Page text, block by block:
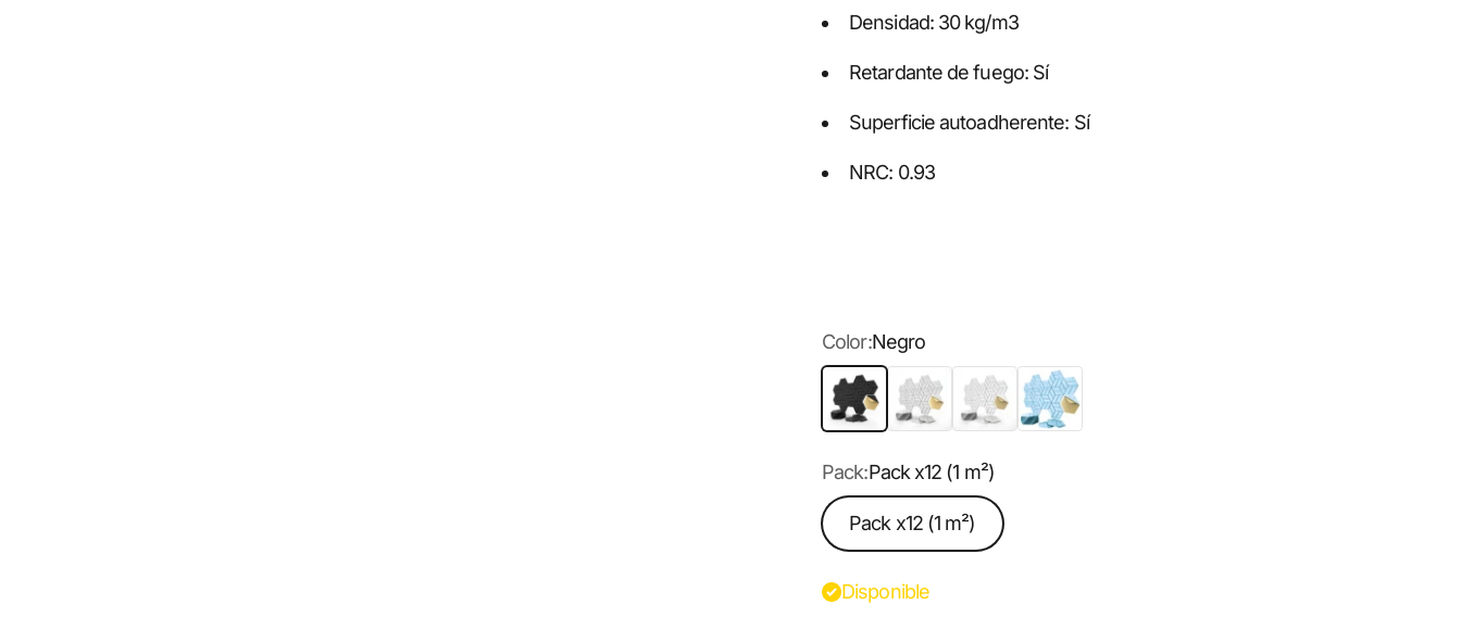
Densidad: 30 kg/m3
Retardante de fuego: Sí
Superficie autoadherente: Sí
NRC: 0.93
Color:Negro
Negro
Gris Blanco Celeste
Pack:Pack x12 (1 m²)
Pack x12 (1 m²)
Disponible